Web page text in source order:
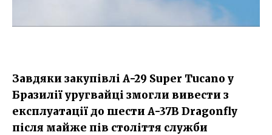
Завдяки закупівлі A-29 Super Tucano у
Бразилії уругвайці змогли вивести з
експлуатації до шести A-37B Dragonfly
після майже пів століття служби